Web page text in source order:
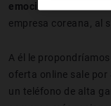
emociones
. Por eso
empresa coreana, al
A él le
oferta online sale por
un teléfono de alta